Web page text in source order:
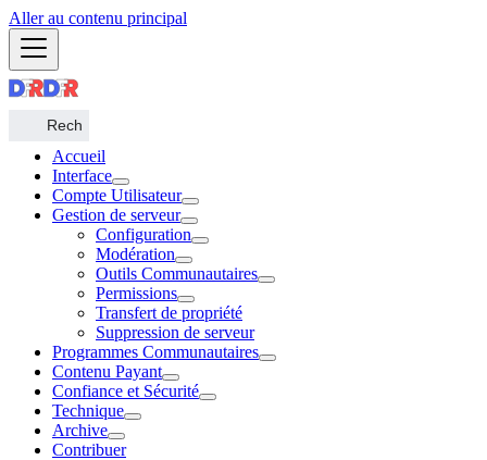
Aller au contenu principal
Accueil
Interface
Compte Utilisateur
Gestion de serveur
Configuration
Modération
Outils Communautaires
Permissions
Transfert de propriété
Suppression de serveur
Programmes Communautaires
Contenu Payant
Confiance et Sécurité
Technique
Archive
Contribuer